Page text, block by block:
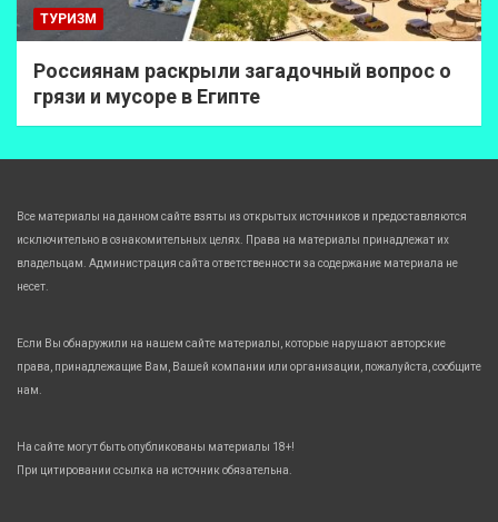
ТУРИЗМ
Россиянам раскрыли загадочный вопрос о
грязи и мусоре в Египте
Все материалы на данном сайте взяты из открытых источников и предоставляются
исключительно в ознакомительных целях. Права на материалы принадлежат их
владельцам. Администрация сайта ответственности за содержание материала не
несет.
Если Вы обнаружили на нашем сайте материалы, которые нарушают авторские
права, принадлежащие Вам, Вашей компании или организации, пожалуйста, сообщите
нам.
На сайте могут быть опубликованы материалы 18+!
При цитировании ссылка на источник обязательна.